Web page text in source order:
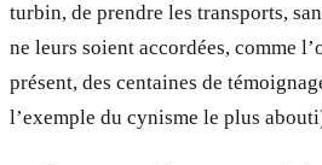
turbin, de prendre les transports,
ne leurs soient accordées, comme
présent, des centaines de
l’exemple du cynisme le plus